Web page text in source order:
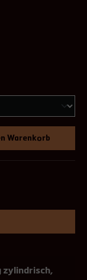
Warenkorb
zylindrisch,